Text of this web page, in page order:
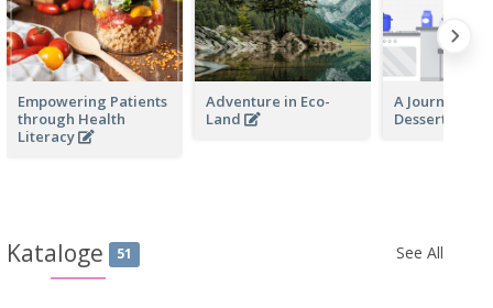
Empowering Patients
through Health
Literacy
Adventure in Eco-
Land
A Journey
Desserts
Kataloge 51 See All